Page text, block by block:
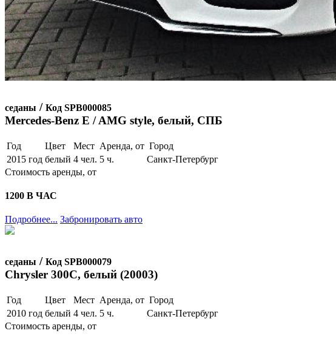
седаны / Код SPB000085
Mercedes-Benz E / AMG style, белый, СПБ
Год Цвет Мест Аренда, от Город
2015 год белый 4 чел. 5 ч.
Санкт-Петербург
Стоимость аренды, от
1200 В ЧАС
Подробнее... Забронировать авто
седаны / Код SPB000079
Chrysler 300С, белый (20003)
Год Цвет Мест Аренда, от Город
2010 год белый 4 чел. 5 ч.
Санкт-Петербург
Стоимость аренды, от